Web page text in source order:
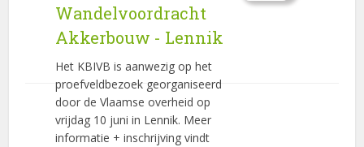
Wandelvoordracht
Akkerbouw - Lennik
Het KBIVB is aanwezig op het
proefveldbezoek georganiseerd
door de Vlaamse overheid op
vrijdag 10 juni in Lennik. Meer
informatie + inschrijving vindt